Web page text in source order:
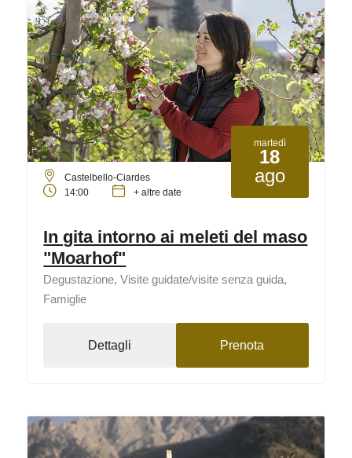
martedì
18
ago
Castelbello-Ciardes
14:00
+ altre date
In gita intorno ai meleti del maso
"Moarhof"
Degustazione, Visite guidate/visite senza guida,
Famiglie
Dettagli Prenota